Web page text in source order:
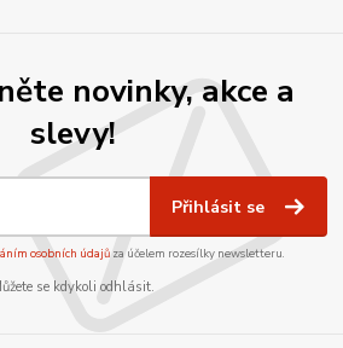
novinky, akce a
slevy!
Přihlásit se
osobních údajůza účelem rozesílky newsletteru.
se kdykoli odhlásit.